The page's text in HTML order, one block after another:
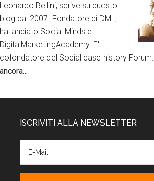
Leonardo Bellini, scrive su questo
blog dal 2007. Fondatore di DML,
ha lanciato Social Minds e
DigitalMarketingAcademy. E'
cofondatore del Social case history Forum.
ancora…
ISCRIVITI ALLA NEWSLETTER